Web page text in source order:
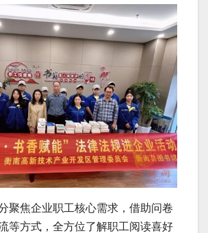
聚焦企业职工核心需求，借助问卷
等方式，全方位了解职工阅读喜好